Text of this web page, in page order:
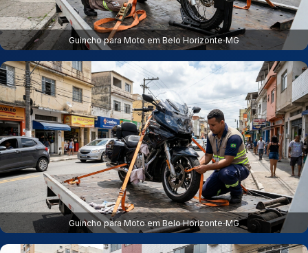
Guincho para Moto em Belo Horizonte‑MG
Guincho para Moto em Belo Horizonte‑MG